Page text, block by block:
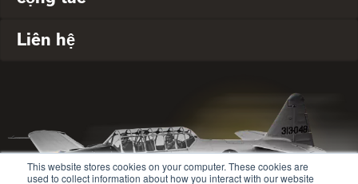
This website stores cookies on your computer. These cookies are
used to collect information about how you interact with our website
Liên hệ